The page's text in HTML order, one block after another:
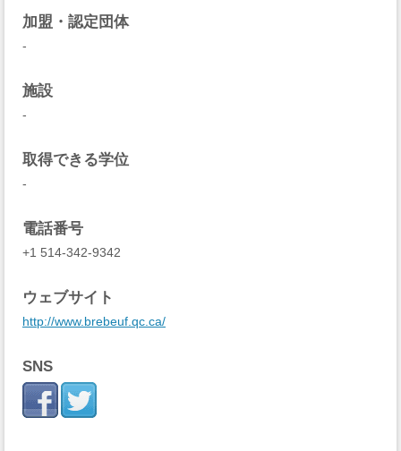
加盟・認定団体
-
施設
-
取得できる学位
-
電話番号
+1 514-342-9342
ウェブサイト
http://www.brebeuf.qc.ca/
SNS